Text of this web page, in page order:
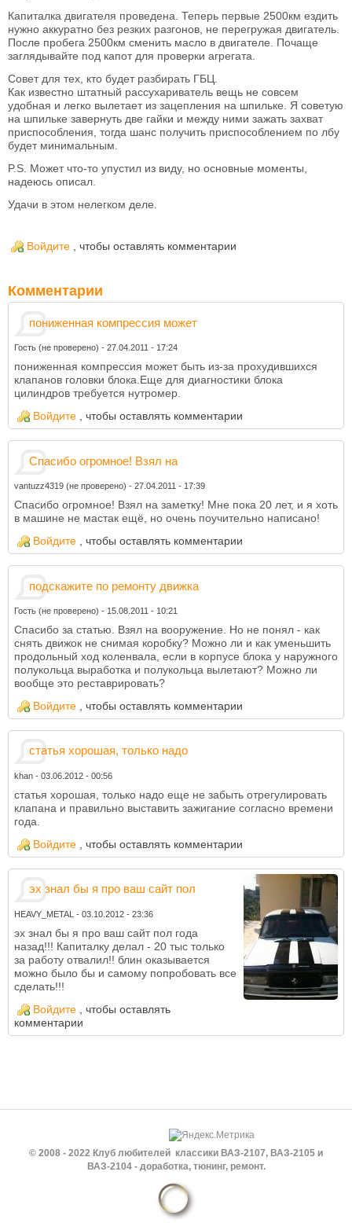
Капиталка двигателя проведена. Теперь первые 2500км ездить
нужно аккуратно без резких разгонов, не перегружая двигатель.
После пробега 2500км сменить масло в двигателе. Почаще
заглядывайте под капот для проверки агрегата.
Совет для тех, кто будет разбирать ГБЦ.
Как известно штатный рассухариватель вещь не совсем
удобная и легко вылетает из зацепления на шпильке. Я советую
на шпильке завернуть две гайки и между ними зажать захват
приспособления, тогда шанс получить приспособлением по лбу
будет минимальным.
P.S. Может что-то упустил из виду, но основные моменты,
надеюсь описал.
Удачи в этом нелегком деле.
Войдите , чтобы оставлять комментарии
Комментарии
пониженная компрессия может
Гость (не проверено) - 27.04.2011 - 17:24
пониженная компрессия может быть из-за прохудившихся
клапанов головки блока.Еще для диагностики блока
цилиндров требуется нутромер.
Войдите , чтобы оставлять комментарии
Спасибо огромное! Взял на
vantuzz4319 (не проверено) - 27.04.2011 - 17:39
Спасибо огромное! Взял на заметку! Мне пока 20 лет, и я хоть
в машине не мастак ещё, но очень поучительно написано!
Войдите , чтобы оставлять комментарии
подскажите по ремонту движка
Гость (не проверено) - 15.08.2011 - 10:21
Спасибо за статью. Взял на вооружение. Но не понял - как
снять движок не снимая коробку? Можно ли и как уменьшить
продольный ход коленвала, если в корпусе блока у наружного
полукольца выработка и полукольца вылетают? Можно ли
вообще это реставрировать?
Войдите , чтобы оставлять комментарии
статья хорошая, только надо
khan- 03.06.2012 - 00:56
статья хорошая, только надо еще не забыть отрегулировать
клапана и правильно выставить зажигание согласно времени
года.
Войдите , чтобы оставлять комментарии
эх знал бы я про ваш сайт пол
HEAVY_METAL - 03.10.2012 - 23:36
эх знал бы я про ваш сайт пол года
назад!!! Капиталку делал - 20 тыс только
за работу отвалил!! блин оказывается
можно было бы и самому попробовать все
сделать!!!
Войдите , чтобы оставлять
комментарии
© 2008 - 2022 Клуб любителей классики ВАЗ-2107, ВАЗ-2105 и
ВАЗ-2104 - доработка, тюнинг, ремонт.